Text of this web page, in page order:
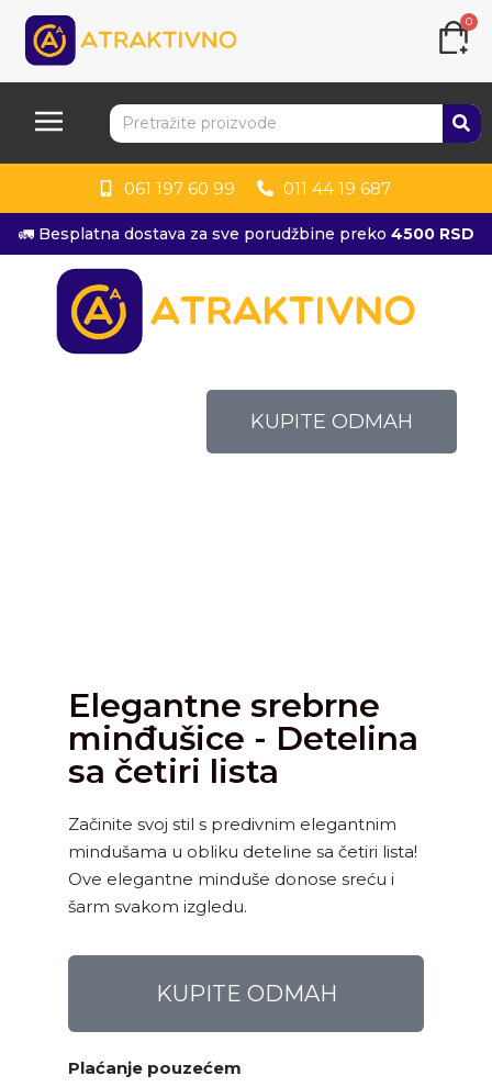
0
061 197 60 99 011 44 19 687
🚛 Besplatna dostava za sve porudžbine preko 4500 RSD
KUPITE ODMAH
Elegantne srebrne
minđušice - Detelina
sa četiri lista
Začinite svoj stil s predivnim elegantnim
mindušama u obliku deteline sa četiri lista!
Ove elegantne minduše donose sreću i
šarm svakom izgledu.
KUPITE ODMAH
Plaćanje pouzećem